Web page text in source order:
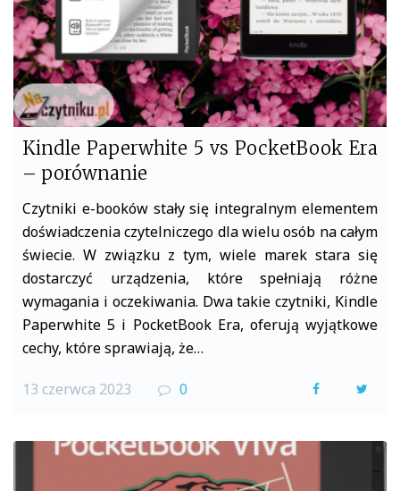
Kindle Paperwhite 5 vs PocketBook Era
– porównanie
Czytniki e-booków stały się integralnym elementem
doświadczenia czytelniczego dla wielu osób na całym
świecie. W związku z tym, wiele marek stara się
dostarczyć urządzenia, które spełniają różne
wymagania i oczekiwania. Dwa takie czytniki, Kindle
Paperwhite 5 i PocketBook Era, oferują wyjątkowe
cechy, które sprawiają, że…
13 czerwca 2023 0
F